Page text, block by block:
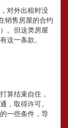
对外出租时没
销售房屋的合约
。但这类房屋
这一条款。
算结束自住，
，取得许可。
一些条件，导